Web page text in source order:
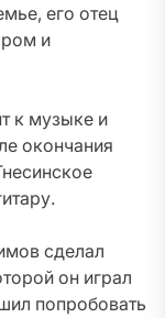
его отец
и
к музыке и
окончания
сделал
он играл
попробовать